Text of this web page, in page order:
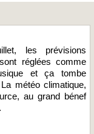
les prévisions
réglées comme
et ça tombe
météo climatique,
au grand bénef